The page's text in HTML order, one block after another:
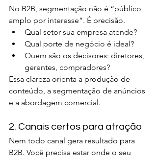
No B2B, segmentação não é “público
amplo por interesse”. É precisão.
Qual setor sua empresa atende?
Qual porte de negócio é ideal?
Quem são os decisores: diretores,
gerentes, compradores?
Essa clareza orienta a produção de
conteúdo, a segmentação de anúncios
e a abordagem comercial.
2. Canais certos para atração
Nem todo canal gera resultado para
B2B. Você precisa estar onde o seu